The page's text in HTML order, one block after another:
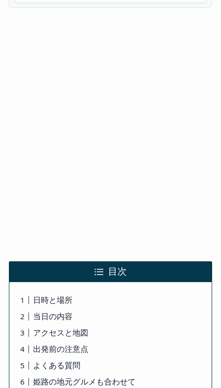
目次
日時と場所
当日の内容
アクセスと地図
出発前の注意点
よくある質問
姫路の地元グルメも合わせて